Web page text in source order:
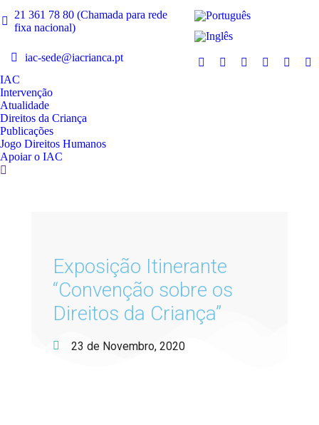
21 361 78 80 (Chamada para rede
fixa nacional)
iac-sede@iacrianca.pt
IAC
Intervenção
Atualidade
Direitos da Criança
Publicações
Jogo Direitos Humanos
Apoiar o IAC
Exposição Itinerante
“Convenção sobre os
Direitos da Criança”
23 de Novembro, 2020